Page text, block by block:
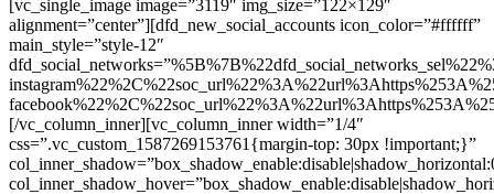
[vc_single_image image=”3119″ img_size=”122×129″
alignment=”center”][dfd_new_social_accounts icon_color=”#ffffff”
main_style=”style-12″
[/vc_column_inner][vc_column_inner width=”1/4″
css=”.vc_custom_1587269153761{margin-top: 30px !important;}”